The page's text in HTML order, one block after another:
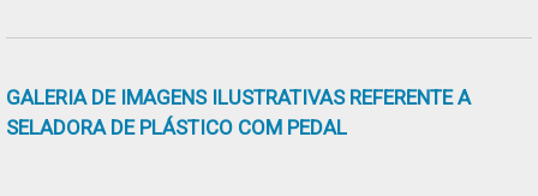
GALERIA DE IMAGENS ILUSTRATIVAS REFERENTE A
SELADORA DE PLÁSTICO COM PEDAL